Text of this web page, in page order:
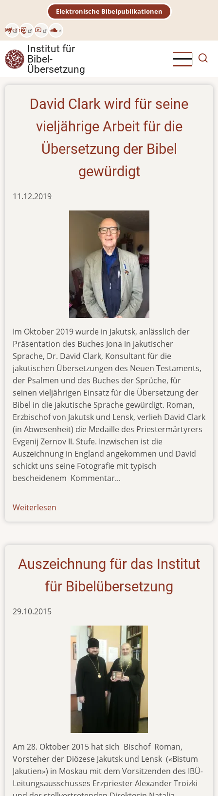
Inhalt
РусEng
Elektronische Bibelpublikationen
Institut für
Bibel-
Übersetzung
David Clark wird für seine
vieljährige Arbeit für die
Übersetzung der Bibel
gewürdigt
11.12.2019
Im Oktober 2019 wurde in Jakutsk, anlässlich der
Präsentation des Buches Jona in jakutischer
Sprache, Dr. David Clark, Konsultant für die
jakutischen Übersetzungen des Neuen Testaments,
der Psalmen und des Buches der Sprüche, für
seinen vieljährigen Einsatz für die Übersetzung der
Bibel in die jakutische Sprache gewürdigt. Roman,
Erzbischof von Jakutsk und Lensk, verlieh David Clark
(in Abwesenheit) die Medaille des Priestermärtyrers
Evgenij Zernov II. Stufe. Inzwischen ist die
Auszeichnung in England angekommen und David
schickt uns seine Fotografie mit typisch
bescheidenem Kommentar...
Weiterlesen
Auszeichnung für das Institut
für Bibelübersetzung
29.10.2015
Am 28. Oktober 2015 hat sich Bischof Roman,
Vorsteher der Diözese Jakutsk und Lensk («Bistum
Jakutien») in Moskau mit dem Vorsitzenden des IBÜ-
Leitungsausschusses Erzpriester Alexander Troizki